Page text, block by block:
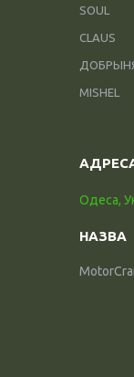
SOUL
CLAUS
MISHEL
Одеса,